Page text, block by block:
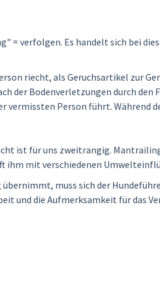
verfolgen. Es handelt sich bei
riecht, als Geruchsartikel zur
der Bodenverletzungen durch den
vermissten Person führt. Während
ist für uns zweitrangig.
ihm mit verschiedenen
muss sich der
und die Aufmerksamkeit für das